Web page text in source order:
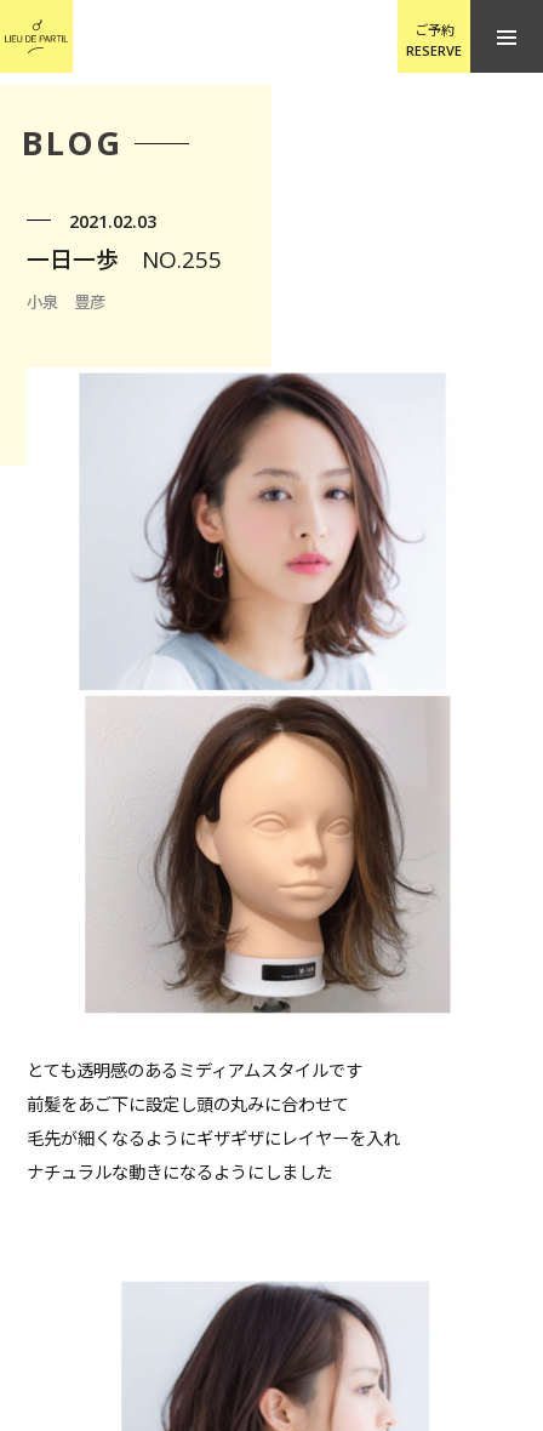
ご予約
RESERVE
BLOG
2021.02.03
一日一歩 NO.255
小泉 豊彦
とても透明感のあるミディアムスタイルです
前髪をあご下に設定し頭の丸みに合わせて
毛先が細くなるようにギザギザにレイヤーを入れ
ナチュラルな動きになるようにしました